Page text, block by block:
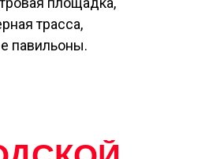
трасса,
павильоны.